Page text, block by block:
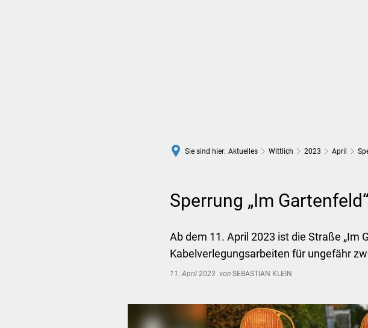
Sie sind hier: Aktuelles Wittlich 2023 April
Sperrung „Im
Ab dem 11. April 2023 ist die Straße „Im
Kabelverlegungsarbeiten für ungefähr
11. April 2023 von SEBASTIAN KLEIN